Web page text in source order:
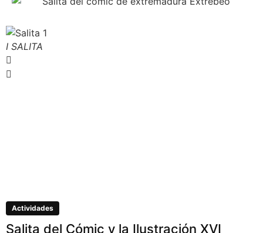
I SALITA
Actividades
Salita del Cómic y la Ilustración XVI